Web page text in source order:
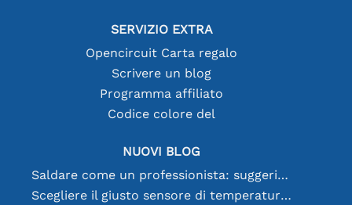
SERVIZIO EXTRA
Opencircuit Carta regalo
Scrivere un blog
Programma affiliato
Codice colore del
NUOVI BLOG
Saldare come un professionista: suggerimenti per connessioni elettroniche perfette
Scegliere il giusto sensore di temperatura [youtube]